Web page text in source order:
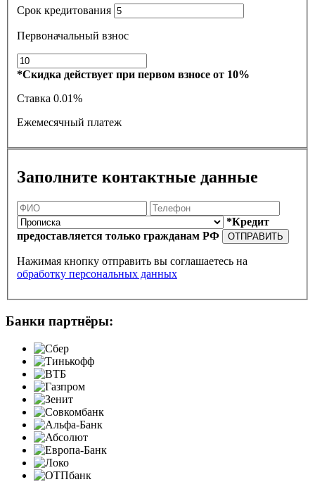
Срок кредитования
Первоначальный взнос
*Скидка действует при первом взносе от 10%
Ставка 0.01%
Ежемесячный платеж
Заполните контактные данные
*Кредит
предоставляется только гражданам РФ
ОТПРАВИТЬ
Нажимая кнопку отправить вы соглашаетесь на
обработку персональных данных
Банки партнёры: